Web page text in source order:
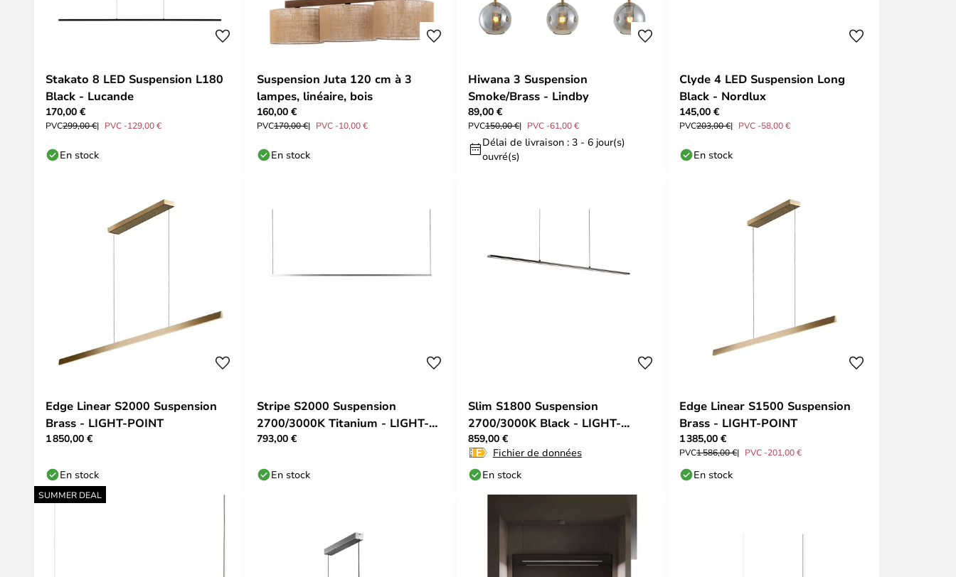
Stakato 8 LED Suspension L180
Black - Lucande
170,00 €
PVC299,00 € PVC -129,00 €
En stock
Suspension Juta 120 cm à 3
lampes, linéaire, bois
160,00 €
PVC170,00 € PVC -10,00 €
En stock
Hiwana 3 Suspension
Smoke/Brass - Lindby
89,00 €
PVC150,00 € PVC -61,00 €
Délai de livraison : 3 - 6 jour(s)
ouvré(s)
Clyde 4 LED Suspension Long
Black - Nordlux
145,00 €
PVC203,00 € PVC -58,00 €
En stock
Edge Linear S2000 Suspension
Brass - LIGHT-POINT
1 850,00 €
En stock
Stripe S2000 Suspension
2700/3000K Titanium - LIGHT-
POINT
793,00 €
En stock
Slim S1800 Suspension
2700/3000K Black - LIGHT-
POINT
859,00 €
Fichier de données
En stock
Edge Linear S1500 Suspension
Brass - LIGHT-POINT
1 385,00 €
PVC1 586,00 € PVC -201,00 €
En stock
SUMMER DEAL